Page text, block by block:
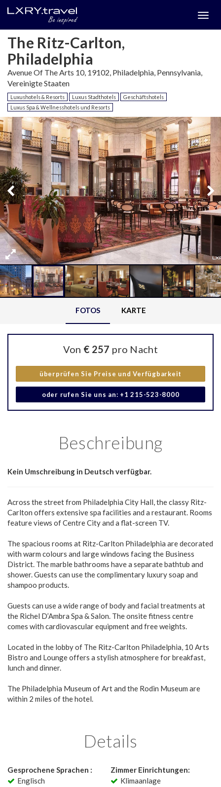
The Ritz-Carlton,
Philadelphia
Avenue Of The Arts 10, 19102, Philadelphia, Pennsylvania,
Vereinigte Staaten
Luxushotels & Resorts Luxus Stadthotels
Geschäftshotels
Luxus Spa & Wellnesshotels und Resorts
FOTOS KARTE
Von € 257 pro Nacht
überprüfen Sie Preise und Verfügbarkeit
oder rufen Sie uns an: +1 215-523-8000
Beschreibung
Kein Umschreibung in Deutsch verfügbar.
Across the street from Philadelphia City Hall, the classy Ritz-
Carlton offers extensive spa facilities and a restaurant. Rooms
feature views of Centre City and a flat-screen TV.
The spacious rooms at Ritz-Carlton Philadelphia are decorated
with warm colours and large windows facing the Business
District. The marble bathrooms have a separate bathtub and
shower. Guests can use the complimentary luxury soap and
shampoo products.
Guests can use a wide range of body and facial treatments at
the Richel D’Ambra Spa & Salon. The onsite fitness centre
comes with cardiovascular equipment and free weights.
Located in the lobby of The Ritz-Carlton Philadelphia, 10 Arts
Bistro and Lounge offers a stylish atmosphere for breakfast,
lunch and dinner.
The Philadelphia Museum of Art and the Rodin Museum are
within 2 miles of the hotel.
Details
Gesprochene Sprachen :
Englisch
Zimmer Einrichtungen:
Klimaanlage